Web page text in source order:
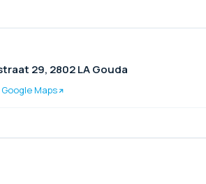
29, 2802 LA Gouda
Maps